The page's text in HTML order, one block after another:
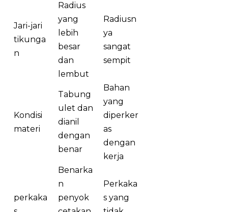
Jari-jari
tikunga
n
Radius
yang
lebih
besar
dan
lembut
Radiusn
ya
sangat
sempit
Kondisi
materi
Tabung
ulet dan
dianil
dengan
benar
Bahan
yang
diperker
as
dengan
kerja
perkaka
Benarka
n
penyok
Perkaka
s yang